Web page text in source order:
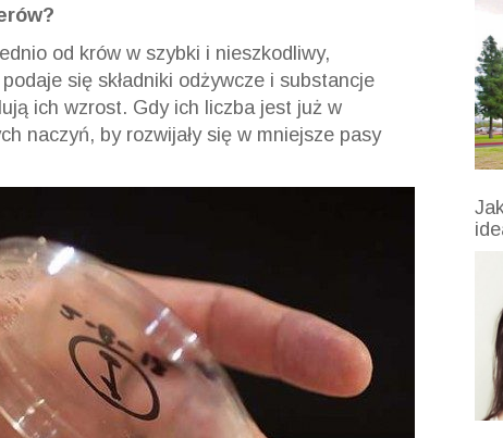
od krów w szybki i nieszkodliwy,
się składniki odżywcze i substancje
ich wzrost. Gdy ich liczba jest już w
naczyń, by rozwijały się w mniejsze pasy